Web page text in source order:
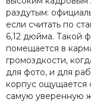
раздутым:
если считать по
6,12 дюйма. Такой
помещается в
громоздкости,
для фото, и для
корпус ощущается
самую уверенную